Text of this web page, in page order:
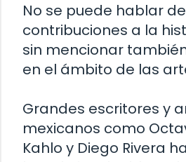
No se puede hablar
contribuciones a la
sin mencionar
en el ámbito de las
Grandes escritores y
mexicanos como
Kahlo y Diego Rivera